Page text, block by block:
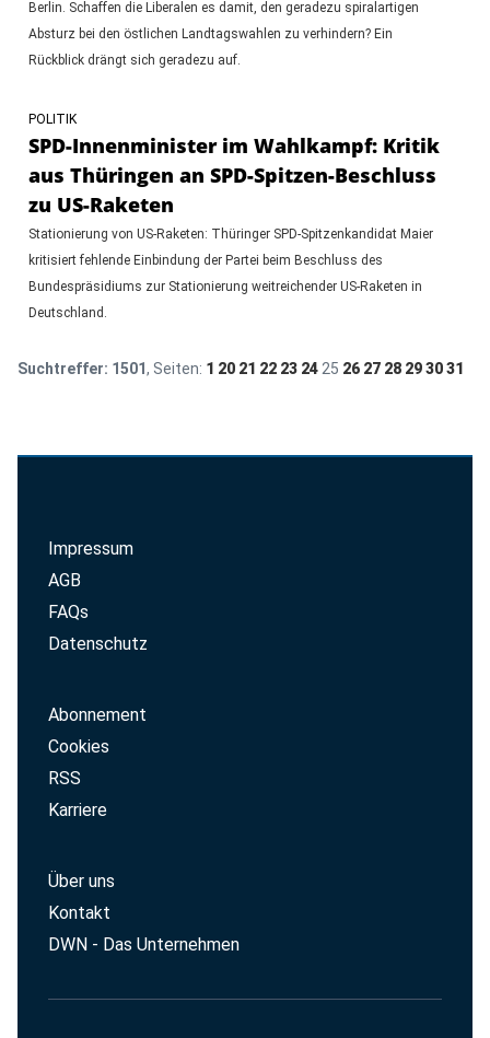
Berlin. Schaffen die Liberalen es damit, den geradezu spiralartigen
Absturz bei den östlichen Landtagswahlen zu verhindern? Ein
Rückblick drängt sich geradezu auf.
POLITIK
SPD-Innenminister im Wahlkampf: Kritik
aus Thüringen an SPD-Spitzen-Beschluss
zu US-Raketen
Stationierung von US-Raketen: Thüringer SPD-Spitzenkandidat Maier
kritisiert fehlende Einbindung der Partei beim Beschluss des
Bundespräsidiums zur Stationierung weitreichender US-Raketen in
Deutschland.
Suchtreffer: 1501, Seiten: 1 20 21 22 23 24 25 26 27 28 29 30 31
Impressum
AGB
FAQs
Datenschutz
Abonnement
Cookies
RSS
Karriere
Über uns
Kontakt
DWN - Das Unternehmen